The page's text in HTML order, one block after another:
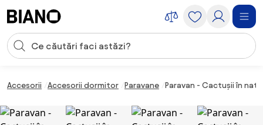
Introducerea căutării
Accesorii Accesorii dormitor Paravane Paravan - Cactușii în